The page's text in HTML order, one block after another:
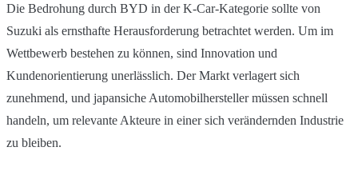
Die Bedrohung durch BYD in der K-Car-Kategorie sollte von
Suzuki als ernsthafte Herausforderung betrachtet werden. Um im
Wettbewerb bestehen zu können, sind Innovation und
Kundenorientierung unerlässlich. Der Markt verlagert sich
zunehmend, und japansiche Automobilhersteller müssen schnell
handeln, um relevante Akteure in einer sich verändernden Industrie
zu bleiben.